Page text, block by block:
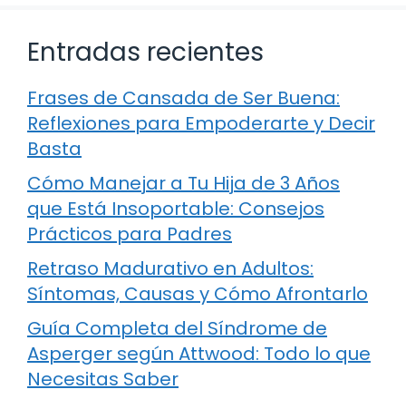
Entradas recientes
Frases de Cansada de Ser Buena:
Reflexiones para Empoderarte y Decir
Basta
Cómo Manejar a Tu Hija de 3 Años
que Está Insoportable: Consejos
Prácticos para Padres
Retraso Madurativo en Adultos:
Síntomas, Causas y Cómo Afrontarlo
Guía Completa del Síndrome de
Asperger según Attwood: Todo lo que
Necesitas Saber